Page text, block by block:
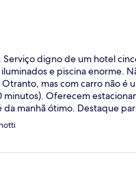
digno de um hotel
e piscina enorme.
mas com carro não é
minutos). Oferecem
manhã ótimo. Destaque
que a todo o momento passa
região. Indicamos com